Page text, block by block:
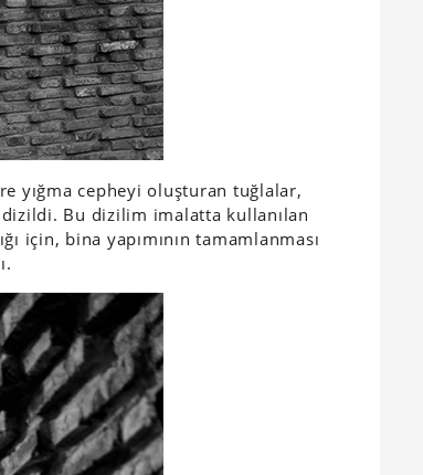
yığma cepheyi oluşturan tuğlalar,
Bu dizilim imalatta kullanılan
için, bina yapımının tamamlanması